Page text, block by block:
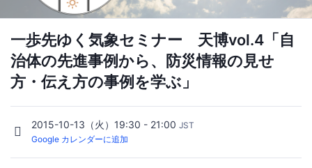
一歩先ゆく気象セミナー 天博vol.4「自
治体の先進事例から、防災情報の見せ
方・伝え方の事例を学ぶ」
2015-10-13（火）19:30 - 21:00 JST
Google カレンダーに追加